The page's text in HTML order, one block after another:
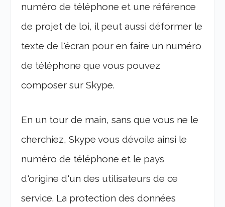
numéro de téléphone et une référence
de projet de loi, il peut aussi déformer le
texte de l'écran pour en faire un numéro
de téléphone que vous pouvez
composer sur Skype.
En un tour de main, sans que vous ne le
cherchiez, Skype vous dévoile ainsi le
numéro de téléphone et le pays
d'origine d'un des utilisateurs de ce
service. La protection des données